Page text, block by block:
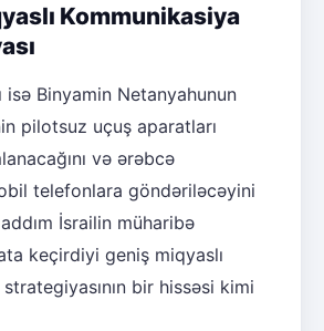
Kommunikasiya
isə Binyamin Netanyahunun
pilotsuz uçuş aparatları
və ərəbcə
telefonlara göndəriləcəyini
İsrailin müharibə
keçirdiyi geniş miqyaslı
bir hissəsi kimi